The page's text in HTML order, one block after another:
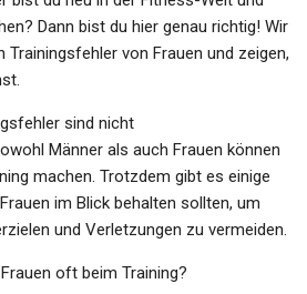
Dann bist du hier genau richtig! Wir
Trainingsfehler von Frauen und zeigen,
sind nicht
Männer als auch Frauen können
machen. Trotzdem gibt es einige
im Blick behalten sollten, um
und Verletzungen zu vermeiden.
oft beim Training?